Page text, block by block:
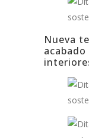
Nueva